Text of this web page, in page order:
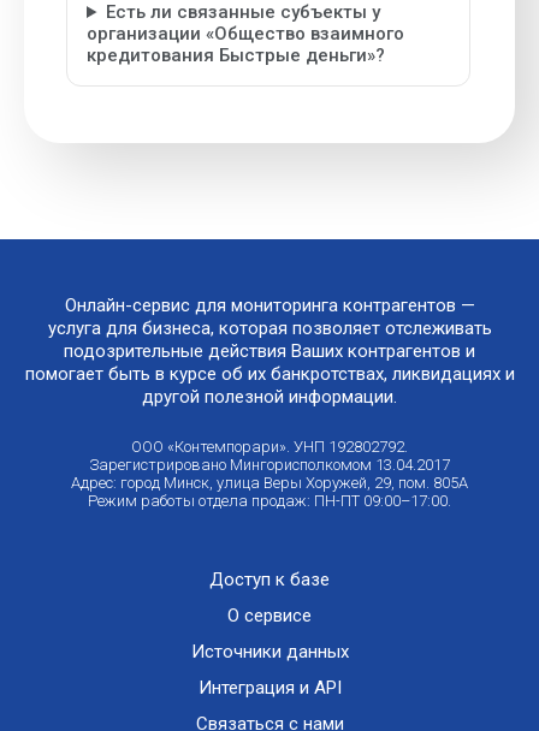
Есть ли связанные субъекты у
организации «Общество взаимного
кредитования Быстрые деньги»?
Онлайн-сервис для мониторинга контрагентов —
услуга для бизнеса, которая позволяет отслеживать
подозрительные действия Ваших контрагентов и
помогает быть в курсе об их банкротствах, ликвидациях и
другой полезной информации.
ООО «Контемпорари». УНП 192802792.
Зарегистрировано Мингорисполкомом 13.04.2017
Адрес: город Минск, улица Веры Хоружей, 29, пом. 805А
Режим работы отдела продаж: ПН-ПТ 09:00–17:00.
Доступ к базе
О сервисе
Источники данных
Интеграция и API
Связаться с нами